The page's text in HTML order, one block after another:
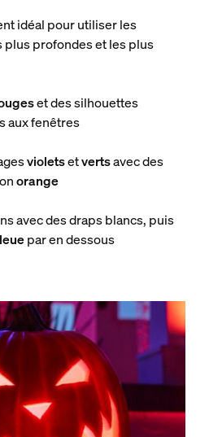
idéal pour utiliser les
profondes et les plus
et des silhouettes
aux fenêtres
violetsetvertsavec des
orange
avec des draps blancs, puis
par en dessous